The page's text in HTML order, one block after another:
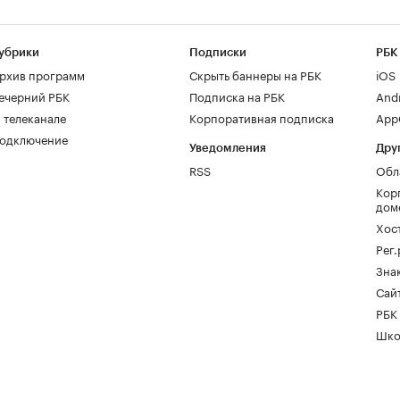
программ
РБК
Подписки
Скрыть баннеры на РБК
Подписка на РБК
Корпоративная подписка
Уведомления
RSS
РБК
iOS